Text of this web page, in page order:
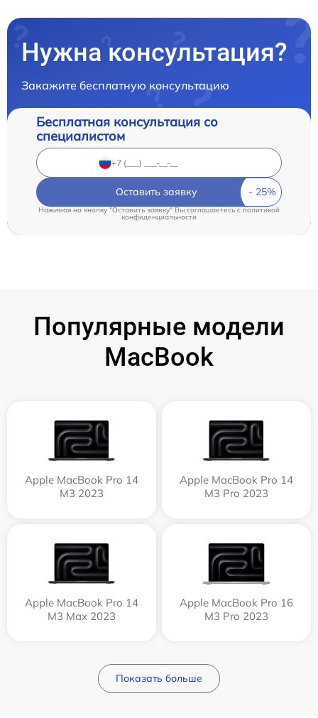
Нужна консультация?
Закажите бесплатную консультацию
Бесплатная консультация со
специалистом
Оставить заявку
Нажимая на кнопку "Оставить заявку" Вы соглашаетесь c политикой
конфиденциальности
Популярные модели
MacBook
Apple MacBook Pro 14
M3 2023
Apple MacBook Pro 14
M3 Pro 2023
Apple MacBook Pro 14
M3 Max 2023
Apple MacBook Pro 16
M3 Pro 2023
Показать больше